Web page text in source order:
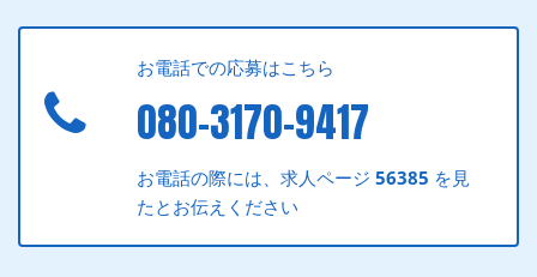
お電話での応募はこちら
080-3170-9417
お電話の際には、求人ページ56385 を見
たとお伝えください